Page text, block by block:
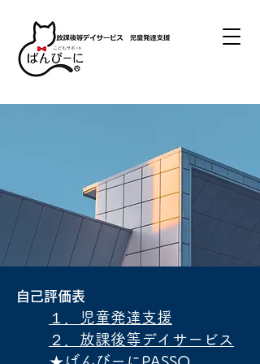
自己評価表
１．児童発達支援
２．放課後等デイサービス